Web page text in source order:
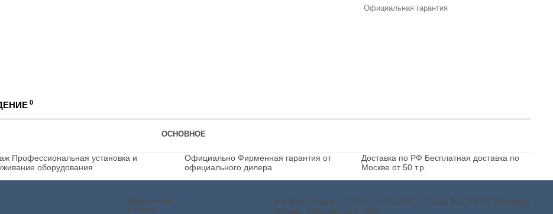
Официальная гарантия
0
ОСНОВНОЕ
Профессиональная установка и
оборудования
Официально Фирменная гарантия от
официального дилера
Доставка по РФ Бесплатная доставка по
Москве от 50 т.р.
Покупателю
Оплата
info@tok-shop.ru +7 (495) 120-80-02 +7 (800) 500-89-04 WhatsApp
Москва, Ярославская, 15к3